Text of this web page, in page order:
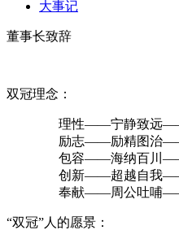
大事记
董事长致辞
双冠理念：
理性——宁静致远——
励志——励精图治——励
包容——海纳百川——虚
创新——超越自我——
奉献——周公吐哺——尽
“双冠”人的愿景：